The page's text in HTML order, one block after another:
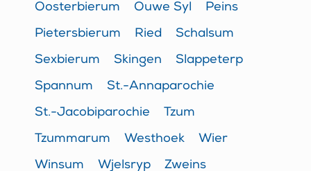
Oosterbierum Ouwe Syl Peins
Pietersbierum Ried Schalsum
Sexbierum Skingen Slappeterp
Spannum St.-Annaparochie
St.-Jacobiparochie Tzum
Tzummarum Westhoek Wier
Winsum Wjelsryp Zweins